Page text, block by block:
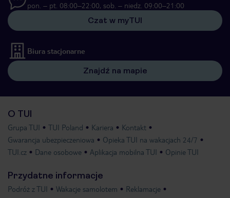
pon. – pt. 08:00–22:00, sob. – niedz. 09:00–21:00
Czat w myTUI
Biura stacjonarne
Znajdź na mapie
O TUI
Grupa TUI TUI Poland Kariera
Kontakt
Gwarancja ubezpieczeniowa
Opieka TUI na wakacjach 24/7
TUI.cz
Dane osobowe Aplikacja mobilna TUI Opinie TUI
Przydatne informacje
Podróż z TUI Wakacje samolotem
Reklamacje